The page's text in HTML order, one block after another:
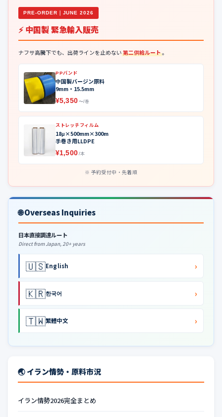
PRE-ORDER｜JUNE 2026
⚡ 中国製 緊急輸入販売
ナフサ高騰下でも、出荷ラインを止めない第二供給ルート。
PPバンド
中国製バージン原料
9mm・15.5mm
¥5,350 〜/巻
ストレッチフィルム
18μ×500mm×300m
手巻き用LLDPE
¥1,500 /本
予約受付中・先着順
🌐 Overseas Inquiries
日本直接調達ルート
Direct from Japan, 20+ years
🇺🇸English ›
🇰🇷한국어 ›
🇹🇼繁體中文 ›
🌏 イラン情勢・原料市況
イラン情勢2026完全まとめ